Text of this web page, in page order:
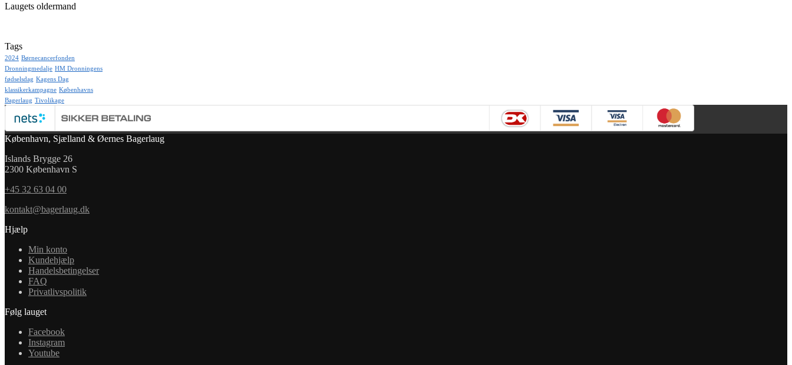
Laugets oldermand
Tags
2024 Børnecancerfonden
Dronningmedalje HM Dronningens
fødselsdag Kagens Dag
klassikerkampagne Københavns
Bagerlaug Tivolikage
København, Sjælland & Øernes Bagerlaug
Islands Brygge 26
2300 København S
+45 32 63 04 00
kontakt@bagerlaug.dk
Hjælp
Min konto
Kundehjælp
Handelsbetingelser
FAQ
Privatlivspolitik
Følg lauget
Facebook
Instagram
Youtube